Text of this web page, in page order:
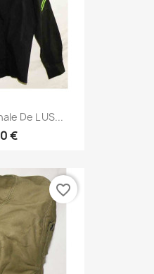
De L US...
€
favorite_border